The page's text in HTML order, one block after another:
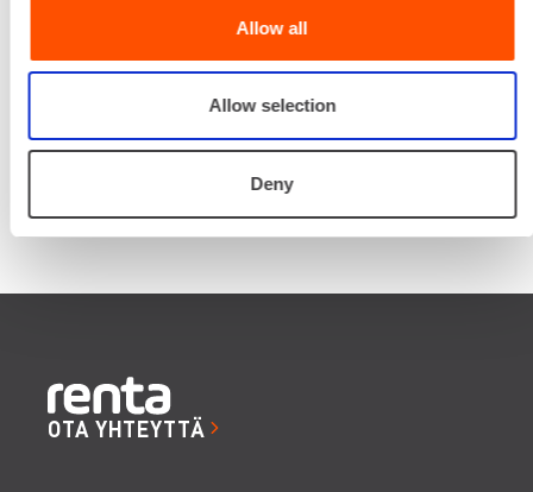
Allow all
Allow selection
Deny
OTA YHTEYTTÄ